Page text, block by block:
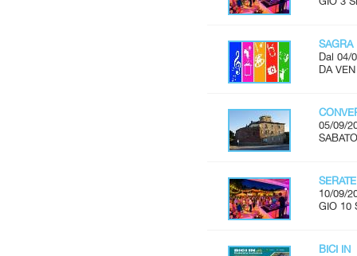
SAGRA
Dal 04/
DA
05/09/
10/09/
GIO 10
BICI IN